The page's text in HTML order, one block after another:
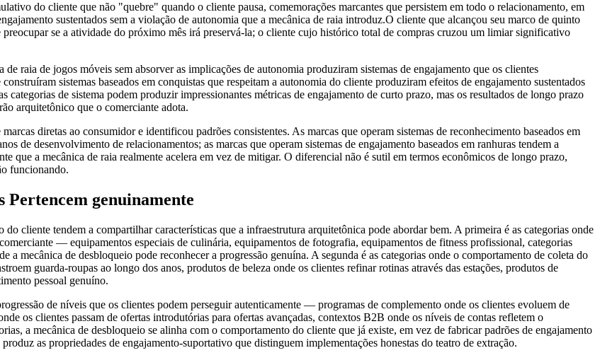
do cliente que não "quebre" quando o cliente pausa, comemorações marcantes que persistem em todo o relacionamento, em
sustentados sem a violação de autonomia que a mecânica de raia introduz.O cliente que alcançou seu marco de quinto
preocupar se a atividade do próximo mês irá preservá-la; o cliente cujo histórico total de compras cruzou um limiar significativo
raia de jogos móveis sem absorver as implicações de autonomia produziram sistemas de engajamento que os clientes
sistemas baseados em conquistas que respeitam a autonomia do cliente produziram efeitos de engajamento sustentados
de sistema podem produzir impressionantes métricas de engajamento de curto prazo, mas os resultados de longo prazo
arquitetônico que o comerciante adota.
diretas ao consumidor e identificou padrões consistentes. As marcas que operam sistemas de reconhecimento baseados em
de desenvolvimento de relacionamentos; as marcas que operam sistemas de engajamento baseados em ranhuras tendem a
que a mecânica de raia realmente acelera em vez de mitigar. O diferencial não é sutil em termos econômicos de longo prazo,
funcionando.
Pertencem genuinamente
cliente tendem a compartilhar características que a infraestrutura arquitetônica pode abordar bem. A primeira é as categorias onde
— equipamentos especiais de culinária, equipamentos de fotografia, equipamentos de fitness profissional, categorias
mecânica de desbloqueio pode reconhecer a progressão genuína. A segunda é as categorias onde o comportamento de coleta do
guarda-roupas ao longo dos anos, produtos de beleza onde os clientes refinar rotinas através das estações, produtos de
pessoal genuíno.
de níveis que os clientes podem perseguir autenticamente — programas de complemento onde os clientes evoluem de
os clientes passam de ofertas introdutórias para ofertas avançadas, contextos B2B onde os níveis de contas refletem o
a mecânica de desbloqueio se alinha com o comportamento do cliente que já existe, em vez de fabricar padrões de engajamento
as propriedades de engajamento-suportativo que distinguem implementações honestas do teatro de extração.